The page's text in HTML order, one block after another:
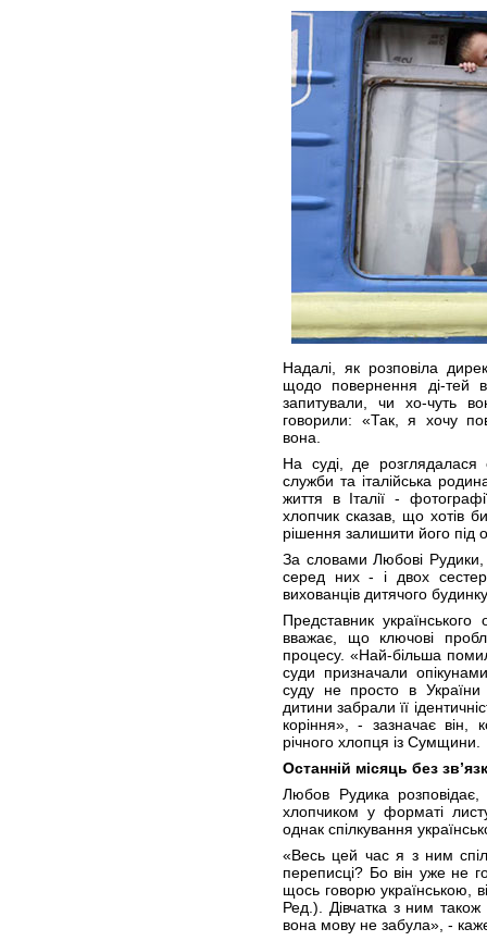
Надалі, як розповіла
щодо повернення ді-тей
запитували, чи хо-чуть
говорили: «Так, я хочу
вона.
На суді, де розглядалася
служби та італійська
життя в Італії -
хлопчик сказав, що хотів
рішення залишити його під
За словами Любові Рудики,
серед них - і двох
вихованців дитячого
Представник
вважає, що ключові
процесу. «Най-більша
суди призначали
суду не просто в
дитини забрали її
коріння», - зазначає
річного хлопця із Сумщини.
Останній місяць без
Любов Рудика
хлопчиком у форматі
однак спілкування
«Весь цей час я з ним
переписці? Бо він уже не
щось говорю українською,
Ред.). Дівчатка з ним також
вона мову не забула», -